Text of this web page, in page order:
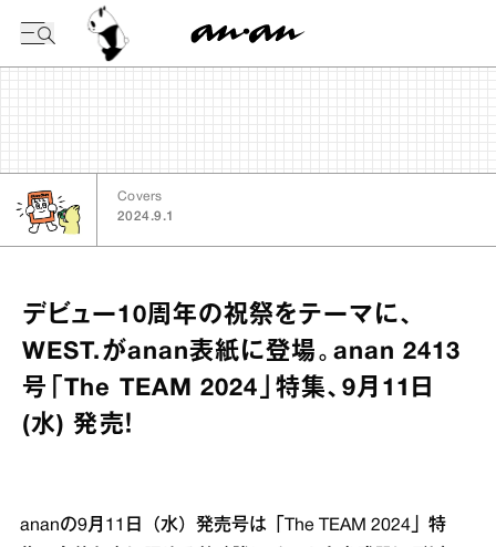
Covers
2024.9.1
デビュー10周年の祝祭をテーマに、
WEST.がanan表紙に登場。anan 2413
号「The TEAM 2024」特集、9月11日
(水) 発売！
ananの9月11日（水）発売号は「The TEAM 2024」特